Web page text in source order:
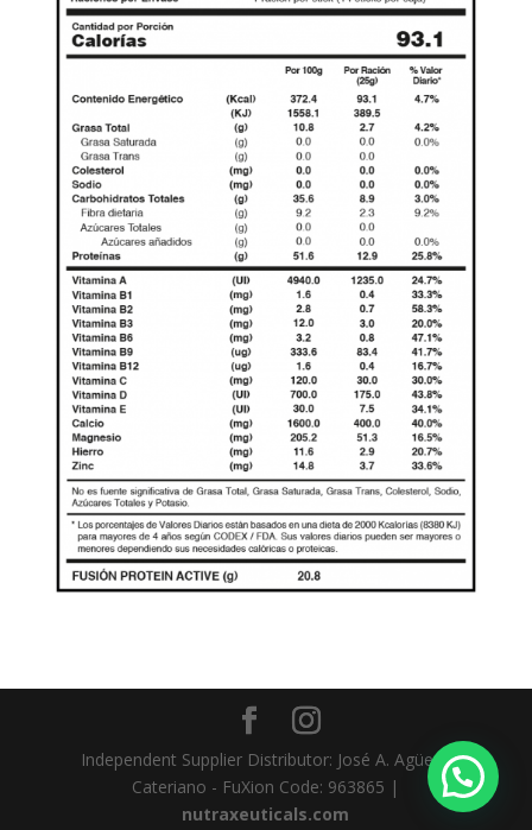
Independent Supplier Distributor: José A. Agüero
Cateriano - FuXion Code: 963865 |
nutraxeuticals.com